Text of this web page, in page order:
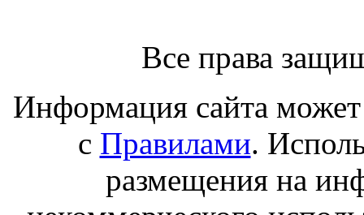
Все права
Информация сайта может
с Правилами.
размещения на